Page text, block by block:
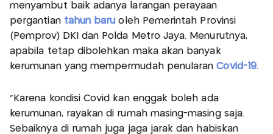
menyambut baik adanya larangan perayaan
pergantian tahun baruoleh Pemerintah Provinsi
(Pemprov) DKI dan Polda Metro Jaya. Menurutnya,
apabila tetap dibolehkan maka akan banyak
kerumunan yang mempermudah penularanCovid-19.
"Karena kondisi Covid kan enggak boleh ada
kerumunan, rayakan di rumah masing-masing saja.
Sebaiknya di rumah juga jaga jarak dan habiskan